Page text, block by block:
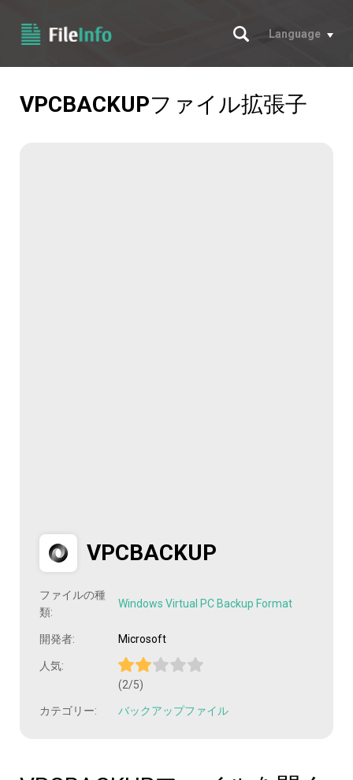
サーチ
Language
VPCBACKUPファイル拡張子
VPCBACKUP
ファイルの種
類:
Windows Virtual PC Backup Format
開発者: Microsoft
人気:
(2/5)
カテゴリー: バックアップファイル